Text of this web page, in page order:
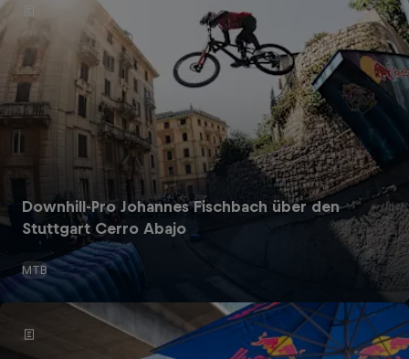
Downhill-Pro Johannes Fischbach über den
Stuttgart Cerro Abajo
MTB